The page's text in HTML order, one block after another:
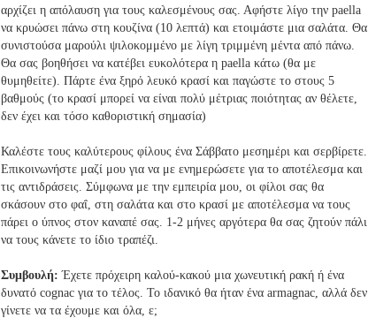
αρχίζει η απόλαυση για τους καλεσμένους σας. Αφήστε λίγο την paella
να κρυώσει πάνω στη κουζίνα (10 λεπτά) και ετοιμάστε μια σαλάτα. Θα
συνιστούσα μαρούλι ψιλοκομμένο με λίγη τριμμένη μέντα από πάνω.
Θα σας βοηθήσει να κατέβει ευκολότερα η paella κάτω (θα με
θυμηθείτε). Πάρτε ένα ξηρό λευκό κρασί και παγώστε το στους 5
βαθμούς (το κρασί μπορεί να είναι πολύ μέτριας ποιότητας αν θέλετε,
δεν έχει και τόσο καθοριστική σημασία)
Καλέστε τους καλύτερους φίλους ένα Σάββατο μεσημέρι και σερβίρετε.
Επικοινωνήστε μαζί μου για να με ενημερώσετε για το αποτέλεσμα και
τις αντιδράσεις. Σύμφωνα με την εμπειρία μου, οι φίλοι σας θα
σκάσουν στο φαΐ, στη σαλάτα και στο κρασί με αποτέλεσμα να τους
πάρει ο ύπνος στον καναπέ σας. 1-2 μήνες αργότερα θα σας ζητούν πάλι
να τους κάνετε το ίδιο τραπέζι.
Συμβουλή: Έχετε πρόχειρη καλού-κακού μια χωνευτική ρακή ή ένα
δυνατό cognac για το τέλος. Το ιδανικό θα ήταν ένα armagnac, αλλά δεν
γίνετε να τα έχουμε και όλα, ε;